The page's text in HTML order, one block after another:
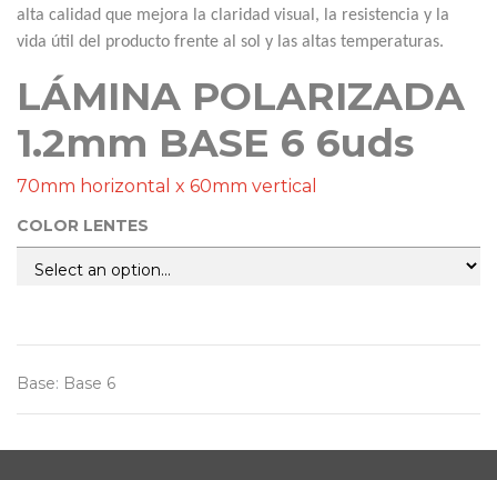
alta calidad que mejora la claridad visual, la resistencia y la
vida útil del producto frente al sol y las altas temperaturas.
LÁMINA POLARIZADA
1.2mm BASE 6 6uds
70mm horizontal x 60mm vertical
COLOR LENTES
Base: Base 6